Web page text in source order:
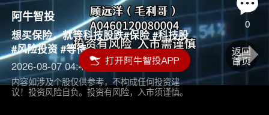
0
阿牛智投
想买保险，就等科技股跌#保险 #科技股
#风险投资 #等待
2026-08-07 04:45
内容如涉及个股仅供参考，不构成任何投资建
议！投资风险自负。投资有风险，入市须谨慎。